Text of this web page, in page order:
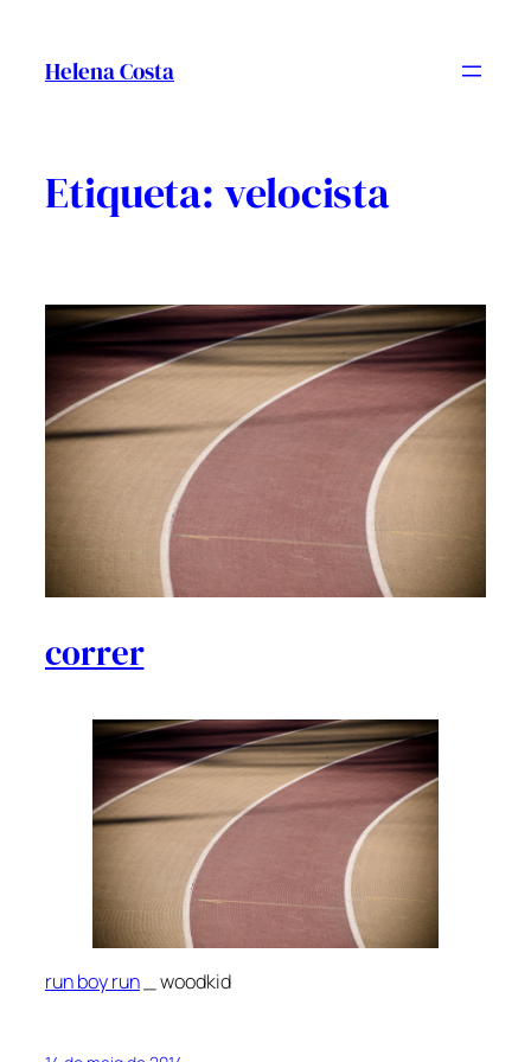
contingut
Helena Costa
Etiqueta: velocista
correr
run boy run _ woodkid